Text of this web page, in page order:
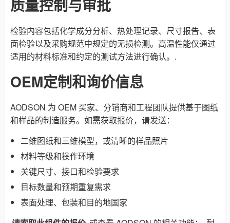
质量控制与审批
检验内容包括化学成分分析、热处理记录、尺寸报告、表
面检验以及采购规范中规定的无损检测。高温性能仅通过
适用的材料标准和约定的测试方法进行确认。.
OEM定制和询价信息
AODSON 为 OEM 买家、分销商和工程团队提供基于图纸
和样品的制造服务。如需获取报价，请发送：
二维图纸和三维模型，或清晰的样品照片
材料等级和操作环境
关键尺寸、接口和检验要求
目标数量和预期重复需求
表面处理、包装和目的地国家